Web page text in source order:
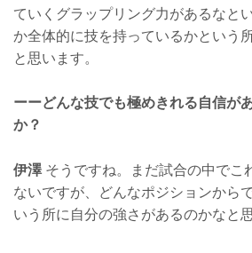
ていくグラップリング力があるなと
か全体的に技を持っているかという
と思います。
ーーどんな技でも極めきれる自信が
か？
伊澤そうですね。まだ試合の中でこ
ないですが、どんなポジションから
いう所に自分の強さがあるのかなと